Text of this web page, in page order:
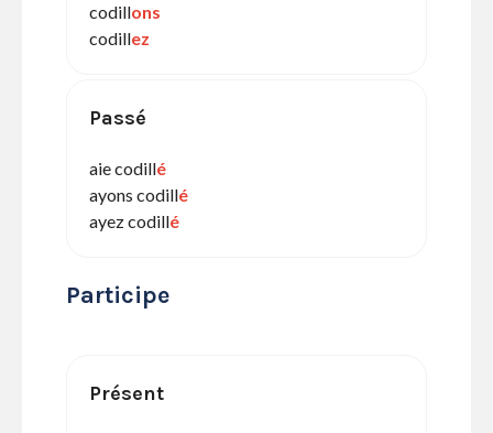
codillons
codillez
Passé
aie codillé
ayons codillé
ayez codillé
Participe
Présent